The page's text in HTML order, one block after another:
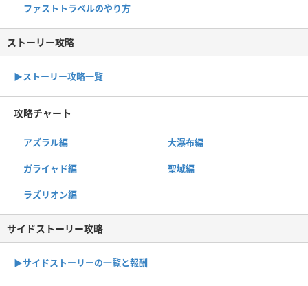
ファストトラベルのやり方
ストーリー攻略
▶︎ストーリー攻略一覧
攻略チャート
アズラル編 大瀑布編
ガライャド編 聖域編
ラズリオン編
サイドストーリー攻略
▶サイドストーリーの一覧と報酬